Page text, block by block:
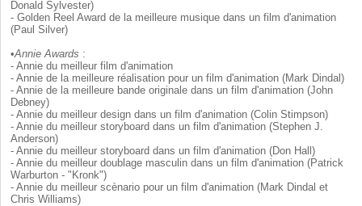
Donald Sylvester)
- Golden Reel Award de la meilleure musique dans un film d'animation
(Paul Silver)
•Annie Awards :
- Annie du meilleur film d'animation
- Annie de la meilleure réalisation pour un film d'animation (Mark Dindal)
- Annie de la meilleure bande originale dans un film d'animation (John
Debney)
- Annie du meilleur design dans un film d'animation (Colin Stimpson)
- Annie du meilleur storyboard dans un film d'animation (Stephen J.
Anderson)
- Annie du meilleur storyboard dans un film d'animation (Don Hall)
- Annie du meilleur doublage masculin dans un film d'animation (Patrick
Warburton - "Kronk")
- Annie du meilleur scènario pour un film d'animation (Mark Dindal et
Chris Williams)